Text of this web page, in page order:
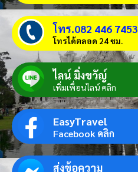
โทร.082 446 7453
โทรได้ตลอด 24 ชม.
ไลน์ มิ่งขวัญ์
เพิ่มเพื่อนไลน์ คลิก
EasyTravel
Facebook คลิก
ส่งข้อความ